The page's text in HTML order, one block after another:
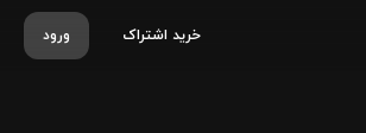
ورود خرید اشتراک